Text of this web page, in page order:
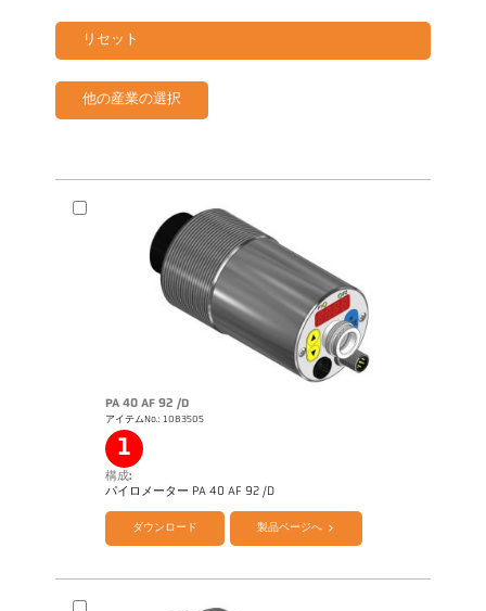
リセット
他の産業の選択
PA 40 AF 92 /D
アイテムNo.: 1083505
1
構成:
パイロメーター PA 40 AF 92 /D
ダウンロード 製品ページへ